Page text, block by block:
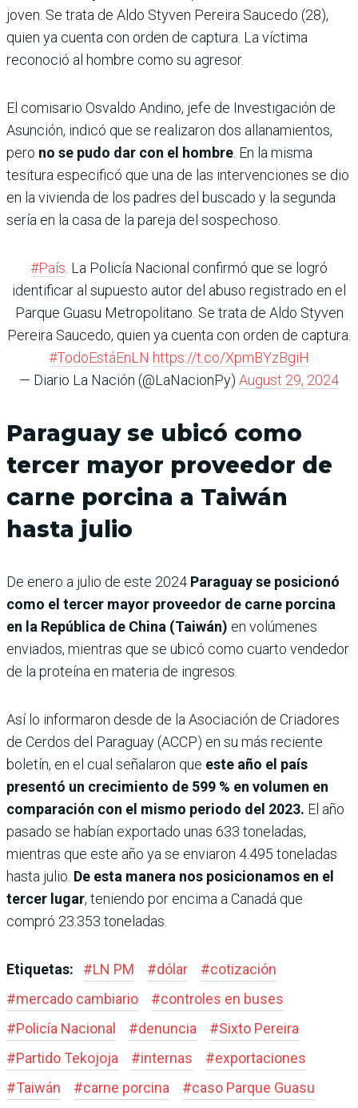
joven. Se trata de Aldo Styven Pereira Saucedo (28),
quien ya cuenta con orden de captura. La víctima
reconoció al hombre como su agresor.
El comisario Osvaldo Andino, jefe de Investigación de
Asunción, indicó que se realizaron dos allanamientos,
pero no se pudo dar con el hombre . En la misma
tesitura especificó que una de las intervenciones se dio
en la vivienda de los padres del buscado y la segunda
sería en la casa de la pareja del sospechoso.
#País . La Policía Nacional confirmó que se logró
identificar al supuesto autor del abuso registrado en el
Parque Guasu Metropolitano. Se trata de Aldo Styven
Pereira Saucedo, quien ya cuenta con orden de captura.
#TodoEstáEnLN https://t.co/XpmBYzBgiH
— Diario La Nación (@LaNacionPy) August 29, 2024
Paraguay se ubicó como
tercer mayor proveedor de
carne porcina a Taiwán
hasta julio
De enero a julio de este 2024 Paraguay se posicionó
como el tercer mayor proveedor de carne porcina
en la República de China (Taiwán) en volúmenes
enviados, mientras que se ubicó como cuarto vendedor
de la proteína en materia de ingresos.
Así lo informaron desde de la Asociación de Criadores
de Cerdos del Paraguay (ACCP) en su más reciente
boletín, en el cual señalaron que este año el país
presentó un crecimiento de 599 % en volumen en
comparación con el mismo periodo del 2023. El año
pasado se habían exportado unas 633 toneladas,
mientras que este año ya se enviaron 4.495 toneladas
hasta julio. De esta manera nos posicionamos en el
tercer lugar, teniendo por encima a Canadá que
compró 23.353 toneladas.
Etiquetas: #LN PM #dólar #cotización
#mercado cambiario #controles en buses
#Policía Nacional #denuncia #Sixto Pereira
#Partido Tekojoja #internas #exportaciones
#Taiwán #carne porcina #caso Parque Guasu